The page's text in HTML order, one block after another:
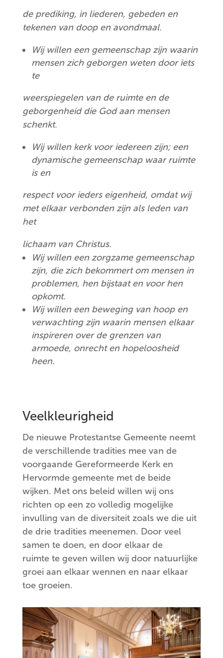
de prediking, in liederen, gebeden en
tekenen van doop en avondmaal.
Wij willen een gemeenschap zijn waarin
mensen zich geborgen weten door iets
te
weerspiegelen van de ruimte en de
geborgenheid die God aan mensen
schenkt.
Wij willen kerk voor iedereen zijn; een
dynamische gemeenschap waar ruimte
is en
respect voor ieders eigenheid, omdat wij
met elkaar verbonden zijn als leden van
het
lichaam van Christus.
Wij willen een zorgzame gemeenschap
zijn, die zich bekommert om mensen in
problemen, hen bijstaat en voor hen
opkomt.
Wij willen een beweging van hoop en
verwachting zijn waarin mensen elkaar
inspireren over de grenzen van
armoede, onrecht en hopeloosheid
heen.
Veelkleurigheid
De nieuwe Protestantse Gemeente neemt
de verschillende tradities mee van de
voorgaande Gereformeerde Kerk en
Hervormde gemeente met de beide
wijken. Met ons beleid willen wij ons
richten op een zo volledig mogelijke
invulling van de diversiteit zoals we die uit
de drie tradities meenemen. Door veel
samen te doen, en door elkaar de
ruimte te geven willen wij door natuurlijke
groei aan elkaar wennen en naar elkaar
toe groeien.